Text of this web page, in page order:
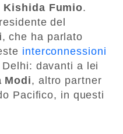
Kishida Fumio.
del
, che ha parlato
interconnessioni
davanti a lei
Modi, altro partner
Pacifico, in questi